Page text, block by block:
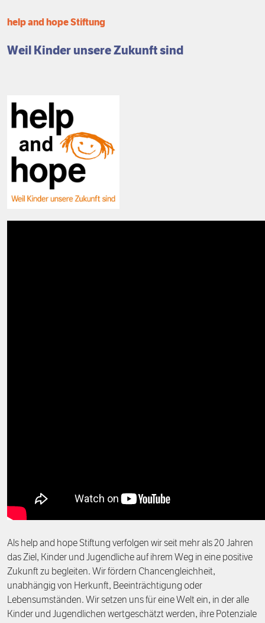
Förderpreis
Rückblick auf Stiftungstage
Finanzierung
Zustiften und Spenden
Freiwillige
help and hope Stiftung
Weil Kinder unsere Zukunft sind
Als help and hope Stiftung verfolgen wir seit mehr als 20 Jahren
das Ziel, Kinder und Jugendliche auf ihrem Weg in eine positive
Zukunft zu begleiten. Wir fördern Chancengleichheit,
unabhängig von Herkunft, Beeinträchtigung oder
Lebensumständen. Wir setzen uns für eine Welt ein, in der alle
Kinder und Jugendlichen wertgeschätzt werden, ihre Potenziale